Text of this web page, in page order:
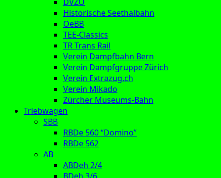
Historische Seethalbahn
OeBB
TEE-Classics
TR Trans Rail
Verein Dampfbahn Bern
Verein Dampfgruppe Zürich
Verein Extrazug.ch
Verein Mikado
Zürcher Museums-Bahn
Triebwagen
SBB
RBDe 560 “Domino”
RBDe 562
AB
ABDeh 2/4